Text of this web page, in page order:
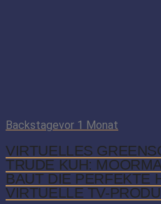
Backstagevor 1 Monat
VIRTUELLES
TRUDE KUH:
BAUT DIE PERFEKTE
VIRTUELLE TV-